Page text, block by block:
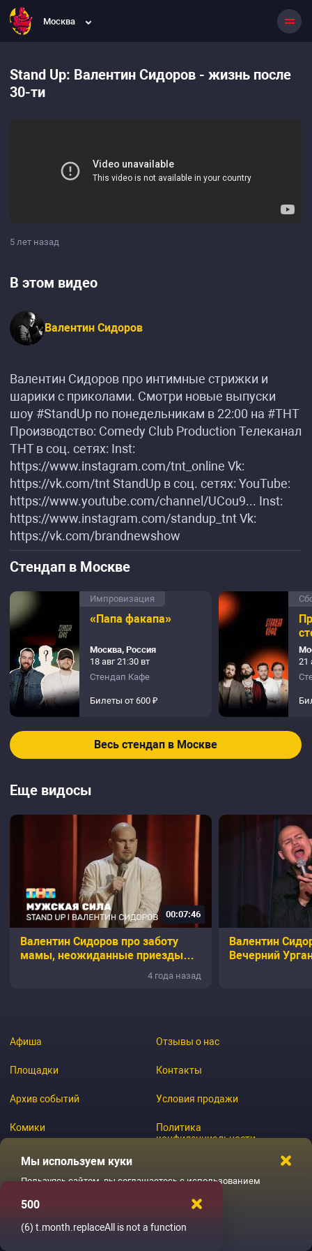
Москва
Stand Up: Валентин Сидоров - жизнь после
30-ти
5 лет назад
В этом видео
Валентин Сидоров
Валентин Сидоров про интимные стрижки и
шарики с приколами. Смотри новые выпуски
шоу #StandUp по понедельникам в 22:00 на #ТНТ
Производство: Comedy Club Production Телеканал
ТНТ в соц. сетях: Inst:
https://www.instagram.com/tnt_online Vk:
https://vk.com/tnt StandUp в соц. сетях: YouTube:
https://www.youtube.com/channel/UCou9... Inst:
https://www.instagram.com/standup_tnt Vk:
https://vk.com/brandnewshow
Стендап в Москве
Импровизация
«Папа факапа»
Москва, Россия
18 авг 21:30 вт
Стендап Кафе
Билеты от 600 ₽
21
Весь стендап в Москве
Еще видосы
00:07:46
Валентин Сидоров про заботу
мамы, неожиданные приезды
4 года назад
Валентин
Вечерний
Афиша
Площадки
Архив событий
Комики
Журнал
Отзывы о нас
Контакты
Условия продажи
Политика
конфиденциальности
Мы используем куки
Пользуясь сайтом, вы соглашаетесь с использованием
Ладненько
500
(6) t.month.replaceAll is not a function